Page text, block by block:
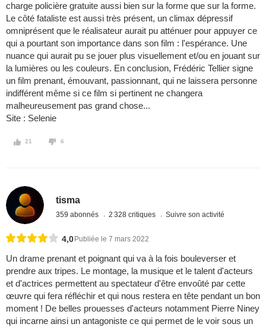
charge policière gratuite aussi bien sur la forme que sur la forme.
Le côté fataliste est aussi très présent, un climax dépressif
omniprésent que le réalisateur aurait pu atténuer pour appuyer ce
qui a pourtant son importance dans son film : l'espérance. Une
nuance qui aurait pu se jouer plus visuellement et/ou en jouant sur
la lumières ou les couleurs. En conclusion, Frédéric Tellier signe
un film prenant, émouvant, passionnant, qui ne laissera personne
indifférent même si ce film si pertinent ne changera
malheureusement pas grand chose...
Site : Selenie
21 6
tisma
359 abonnés 2 328 critiques Suivre son activité
4,0 Publiée le 7 mars 2022
Un drame prenant et poignant qui va à la fois bouleverser et
prendre aux tripes. Le montage, la musique et le talent d'acteurs
et d'actrices permettent au spectateur d'être envoûté par cette
œuvre qui fera réfléchir et qui nous restera en tête pendant un bon
moment ! De belles prouesses d'acteurs notamment Pierre Niney
qui incarne ainsi un antagoniste ce qui permet de le voir sous un